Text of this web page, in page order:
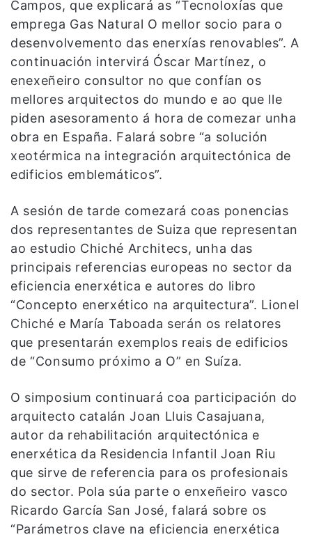
Campos, que explicará as “Tecnoloxías que
emprega Gas Natural O mellor socio para o
desenvolvemento das enerxías renovables”. A
continuación intervirá Óscar Martínez, o
enexeñeiro consultor no que confían os
mellores arquitectos do mundo e ao que lle
piden asesoramento á hora de comezar unha
obra en España. Falará sobre “a solución
xeotérmica na integración arquitectónica de
edificios emblemáticos”.
A sesión de tarde comezará coas ponencias
dos representantes de Suiza que representan
ao estudio Chiché Architecs, unha das
principais referencias europeas no sector da
eficiencia enerxética e autores do libro
“Concepto enerxético na arquitectura”. Lionel
Chiché e María Taboada serán os relatores
que presentarán exemplos reais de edificios
de “Consumo próximo a O” en Suíza.
O simposium continuará coa participación do
arquitecto catalán Joan Lluis Casajuana,
autor da rehabilitación arquitectónica e
enerxética da Residencia Infantil Joan Riu
que sirve de referencia para os profesionais
do sector. Pola súa parte o enxeñeiro vasco
Ricardo García San José, falará sobre os
“Parámetros clave na eficiencia enerxética